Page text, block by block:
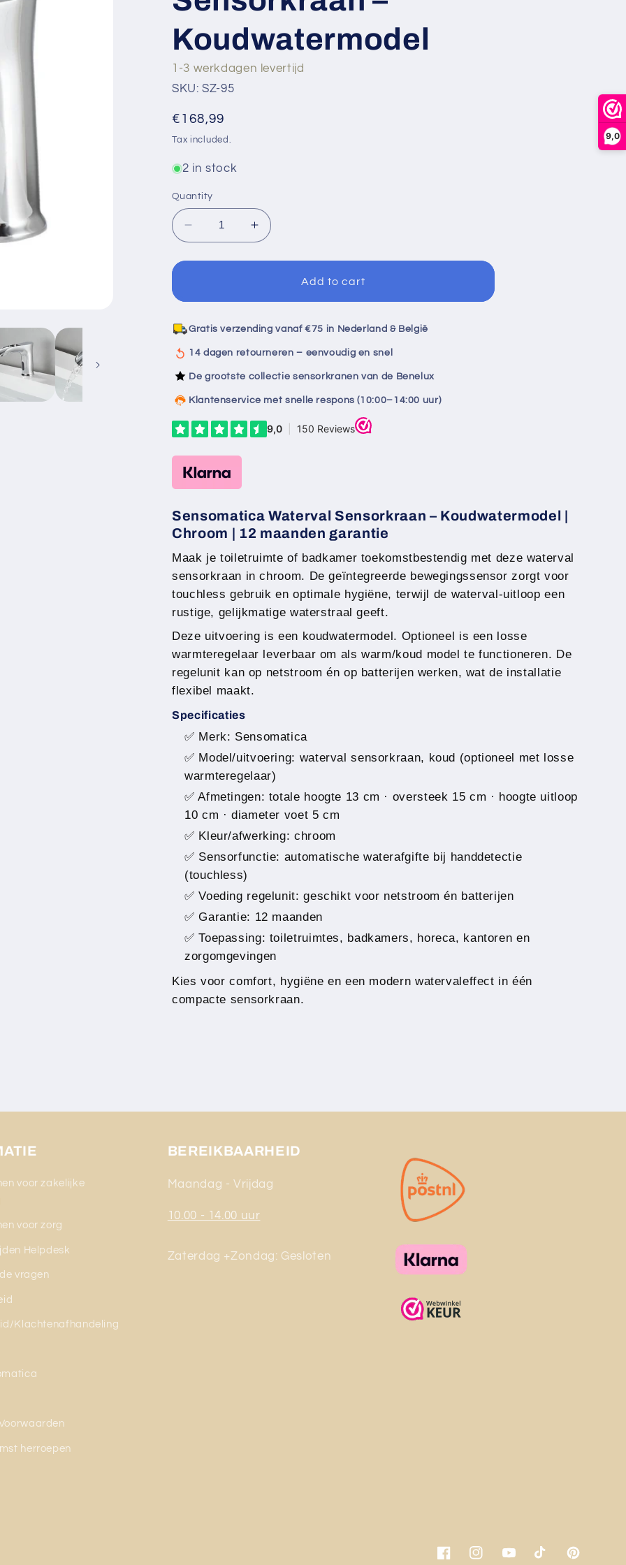
9,0
Koudwatermodel
1-3 werkdagen levertijd
SKU: SZ-95
Regular
price
€168,99
Tax included.
2 in stock
Quantity
Decrease
quantity
for
–
Koudwatermodel
Increase
quantity
for
Sensomatica
–
Koudwatermodel
Add to cart
Gratis verzending vanaf €75 in Nederland & België
14 dagen retourneren – eenvoudig en snel
De grootste collectie sensorkranen van de Benelux
Klantenservice met snelle respons (10:00–14:00 uur)
Sensomatica Waterval Sensorkraan – Koudwatermodel |
Chroom | 12 maanden garantie
Maak je toiletruimte of badkamer toekomstbestendig met deze waterval
sensorkraan in chroom. De geïntegreerde bewegingssensor zorgt voor
touchless gebruik en optimale hygiëne, terwijl de waterval-uitloop een
rustige, gelijkmatige waterstraal geeft.
Deze uitvoering is een koudwatermodel. Optioneel is een losse
warmteregelaar leverbaar om als warm/koud model te functioneren. De
regelunit kan op netstroom én op batterijen werken, wat de installatie
flexibel maakt.
Specificaties
✅ Merk: Sensomatica
✅ Model/uitvoering: waterval sensorkraan, koud (optioneel met losse
warmteregelaar)
✅ Afmetingen: totale hoogte 13 cm · oversteek 15 cm · hoogte uitloop
10 cm · diameter voet 5 cm
✅ Kleur/afwerking: chroom
✅ Sensorfunctie: automatische waterafgifte bij handdetectie
(touchless)
✅ Voeding regelunit: geschikt voor netstroom én batterijen
✅ Garantie: 12 maanden
✅ Toepassing: toiletruimtes, badkamers, horeca, kantoren en
zorgomgevingen
Kies voor comfort, hygiëne en een modern watervaleffect in één
compacte sensorkraan.
voor zakelijke
voor zorg
Helpdesk
vragen
Klachtenafhandeling
herroepen
BEREIKBAARHEID
Maandag - Vrijdag
10.00 - 14.00 uur
Zaterdag +Zondag: Gesloten
FacebookInstagramYouTubeTikTok Pinterest